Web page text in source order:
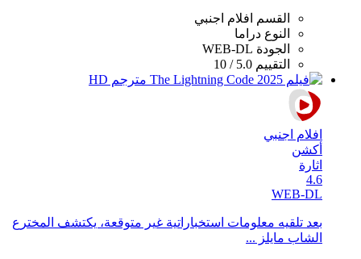
القسم
افلام اجنبي
النوع دراما
الجودة WEB-DL
التقييم 5.0 / 10
افلام اجنبي
أكشن
اثارة
4.6
WEB-DL
بعد تلقيه معلومات استخباراتية غير متوقعة، يكتشف المخترع
الشاب مايلز ...